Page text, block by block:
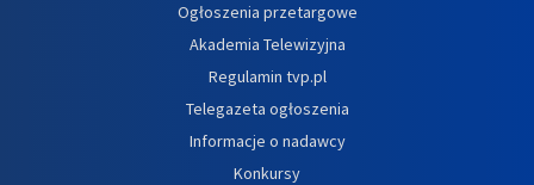
Ogłoszenia przetargowe
Akademia Telewizyjna
Regulamin tvp.pl
Telegazeta ogłoszenia
Informacje o nadawcy
Konkursy